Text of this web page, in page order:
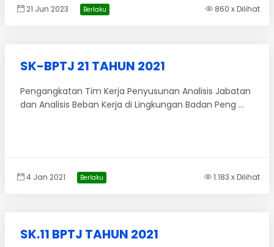
21 Jun 2023 Berlaku 860 x Dilihat
SK-BPTJ 21 TAHUN 2021
Pengangkatan Tim Kerja Penyusunan Analisis Jabatan
dan Analisis Beban Kerja di Lingkungan Badan Peng ...
4 Jan 2021 Berlaku 1.183 x Dilihat
SK.11 BPTJ TAHUN 2021